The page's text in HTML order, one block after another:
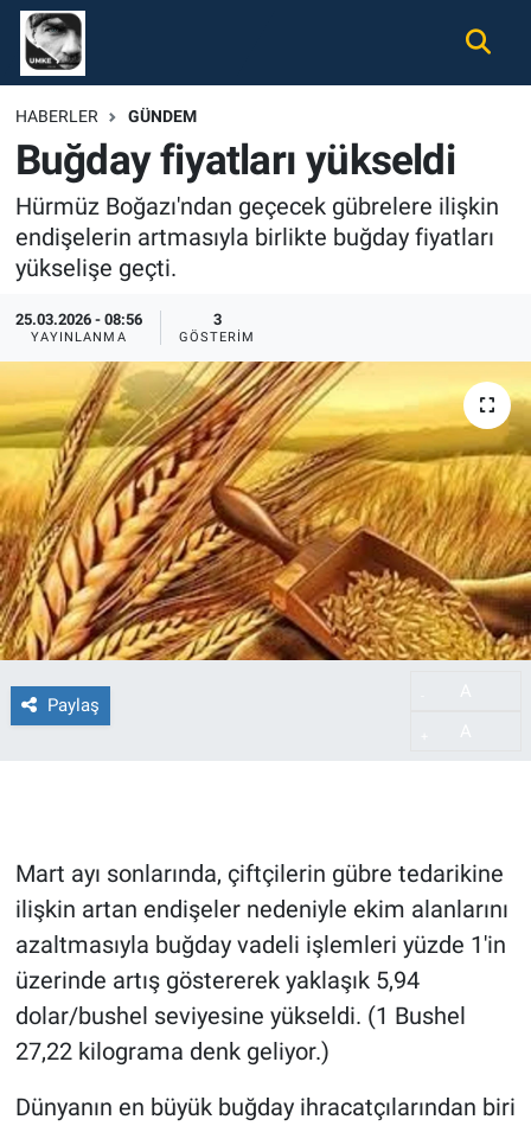
HABERLER GÜNDEM
Buğday fiyatları yükseldi
Hürmüz Boğazı'ndan geçecek gübrelere ilişkin
endişelerin artmasıyla birlikte buğday fiyatları
yükselişe geçti.
25.03.2026 - 08:56
YAYINLANMA
3
GÖSTERIM
Paylaş
Mart ayı sonlarında, çiftçilerin gübre tedarikine
ilişkin artan endişeler nedeniyle ekim alanlarını
azaltmasıyla buğday vadeli işlemleri yüzde 1'in
üzerinde artış göstererek yaklaşık 5,94
dolar/bushel seviyesine yükseldi. (1 Bushel
27,22 kilograma denk geliyor.)
Dünyanın en büyük buğday ihracatçılarından biri
Gündem
Ekonomi
Spor
Magazin
Tüm Haberler
İletişim
Künye
Nöbetçi Eczaneler
Hava Durumu
Namaz Vakitleri
Trafik Durumu
Süper Lig Puan Durumu ve Fikstür
Tüm Manşetler
Son Dakika Haberleri
Haber Arşivi